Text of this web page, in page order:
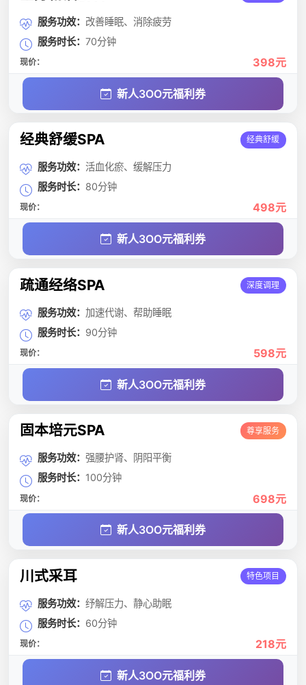
服务功效： 改善睡眠、消除疲劳
服务时长： 70分钟
现价： 398元
新人3OO元福利券
经典舒缓SPA 经典舒缓
服务功效： 活血化瘀、缓解压力
服务时长： 80分钟
现价： 498元
新人3OO元福利券
疏通经络SPA 深度调理
服务功效： 加速代谢、帮助睡眠
服务时长： 90分钟
现价： 598元
新人3OO元福利券
固本培元SPA 尊享服务
服务功效： 强腰护肾、阴阳平衡
服务时长： 100分钟
现价： 698元
新人3OO元福利券
川式采耳 特色项目
服务功效： 纾解压力、静心助眠
服务时长： 60分钟
现价： 218元
新人3OO元福利券